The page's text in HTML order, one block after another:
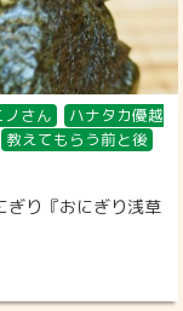
ノさん
ハナタカ優越
教えてもらう前と後
ぎり『おにぎり浅草